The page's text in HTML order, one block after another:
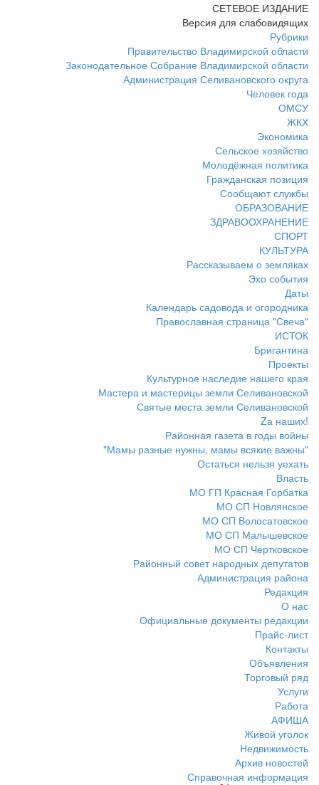
СЕТЕВОЕ ИЗДАНИЕ
Версия для слабовидящих
Рубрики
Правительство Владимирской области
Законодательное Собрание Владимирской области
Администрация Селивановского округа
Человек года
ОМСУ
ЖКХ
Экономика
Сельское хозяйство
Молодёжная политика
Гражданская позиция
Сообщают службы
ОБРАЗОВАНИЕ
ЗДРАВООХРАНЕНИЕ
СПОРТ
КУЛЬТУРА
Рассказываем о земляках
Эхо события
Даты
Календарь садовода и огородника
Православная страница "Свеча"
ИСТОК
Бригантина
Проекты
Культурное наследие нашего края
Мастера и мастерицы земли Селивановской
Святые места земли Селивановской
Zа наших!
Районная газета в годы войны
"Мамы разные нужны, мамы всякие важны"
Остаться нельзя уехать
Власть
МО ГП Красная Горбатка
МО СП Новлянское
МО СП Волосатовское
МО СП Малышевское
МО СП Чертковское
Районный совет народных депутатов
Администрация района
Редакция
О нас
Официальные документы редакции
Прайс-лист
Контакты
Объявления
Торговый ряд
Услуги
Работа
АФИША
Живой уголок
Недвижимость
Архив новостей
Справочная информация